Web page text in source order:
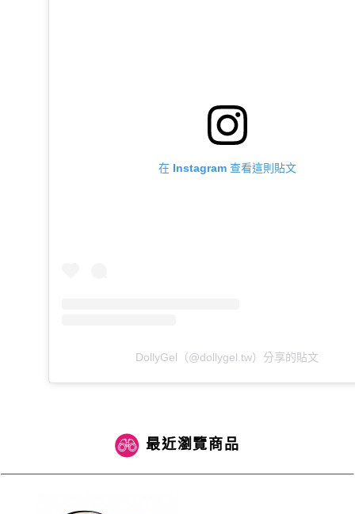
在 Instagram 查看這則貼文
DollyGel（@dollygel.tw）分享的貼文
最近瀏覽商品